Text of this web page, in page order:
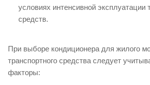
условиях интенсивной эксплуатации
средств.
При выборе кондиционера для жилого
транспортного средства следует
факторы: